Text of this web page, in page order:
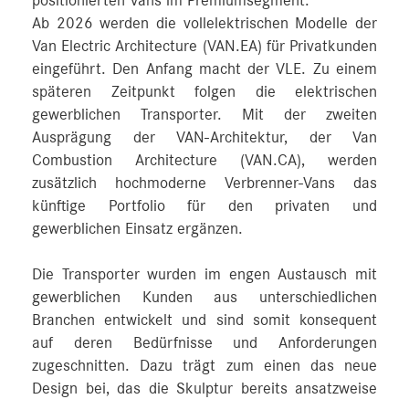
Ab 2026 werden die vollelektrischen Modelle der
Van Electric Architecture (VAN.EA) für Privatkunden
eingeführt. Den Anfang macht der VLE. Zu einem
späteren Zeitpunkt folgen die elektrischen
gewerblichen Transporter. Mit der zweiten
Ausprägung der VAN-Architektur, der Van
Combustion Architecture (VAN.CA), werden
zusätzlich hochmoderne Verbrenner-Vans das
künftige Portfolio für den privaten und
gewerblichen Einsatz ergänzen.
Die Transporter wurden im engen Austausch mit
gewerblichen Kunden aus unterschiedlichen
Branchen entwickelt und sind somit konsequent
auf deren Bedürfnisse und Anforderungen
zugeschnitten. Dazu trägt zum einen das neue
Design bei, das die Skulptur bereits ansatzweise